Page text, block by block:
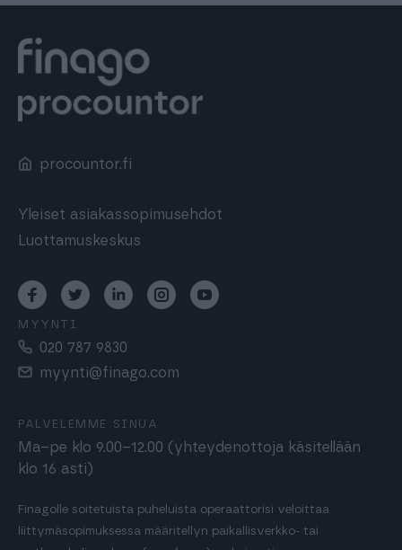
procountor.fi
Yleiset asiakassopimusehdot
Luottamuskeskus
MYYNTI
020 787 9830
myynti@finago.com
PALVELEMME SINUA
Ma–pe klo 9.00–12.00 (yhteydenottoja käsitellään
klo 16 asti)
Finagolle soitetuista puheluista operaattorisi veloittaa
liittymäsopimuksessa määritellyn paikallisverkko- tai